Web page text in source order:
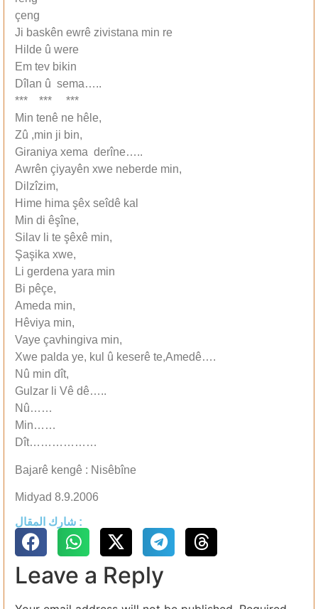
çeng
Ji baskên ewrê zivistana min re
Hilde û were
Em tev bikin
Dîlan û sema…..
*** *** ***
Min tenê ne hêle,
Zû ,min ji bin,
Giraniya xema derîne…..
Awrên çiyayên xwe neberde min,
Dilzîzim,
Hime hima ‏şêx seîdê kal
Min di êş‏îne,
Silav li te ş‏êxê min,
‏Şaş‏ika xwe,
Li gerdena yara min
Bi pêçe,
Ameda min,
Hêviya min,
Vaye çavhingiva min,
Xwe palda ye, kul û keserê te,Amedê….
Nû min dît,
Gulzar li Vê dê…..
Nû……
Min……
Dît………………
Bajarê kengê : Nisêbîne
Midyad 8.9.2006
شارك المقال :
Leave a Reply